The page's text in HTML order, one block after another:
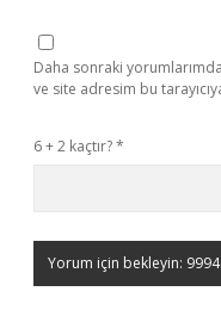
Daha sonraki
ve site adresim bu
6 + 2 kaçtır?*